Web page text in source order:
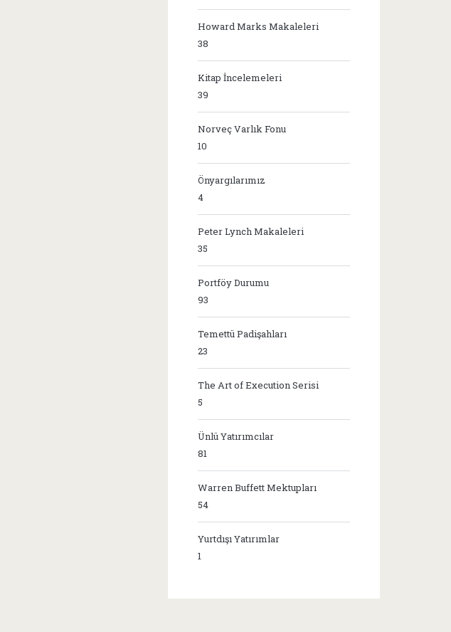
Howard Marks Makaleleri
38
Kitap İncelemeleri
39
Norveç Varlık Fonu
10
Önyargılarımız
4
Peter Lynch Makaleleri
35
Portföy Durumu
93
Temettü Padişahları
23
The Art of Execution Serisi
5
Ünlü Yatırımcılar
81
Warren Buffett Mektupları
54
Yurtdışı Yatırımlar
1